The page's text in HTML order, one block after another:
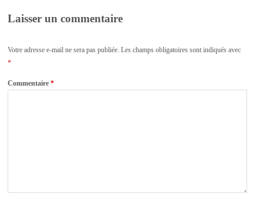
Laisser un commentaire
Votre adresse e-mail ne sera pas publiée. Les champs obligatoires sont indiqués avec
*
Commentaire*